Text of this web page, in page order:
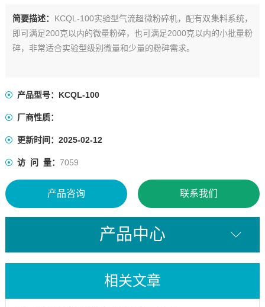
简要描述： KCQL-100实验型气流超微粉碎机，配有双集料系统，
即可满足200克以内的微量粉碎，也可满足2000克以内的小批量粉
碎，非常适合实验型级别微量和少量的粉碎需求。
产品型号：KCQL-100
厂商性质：
更新时间：2025-02-12
访 问 量： 7059
产品咨询 联系我们
产品中心
相关文章